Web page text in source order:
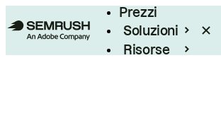
Prezzi
Soluzioni
Risorse